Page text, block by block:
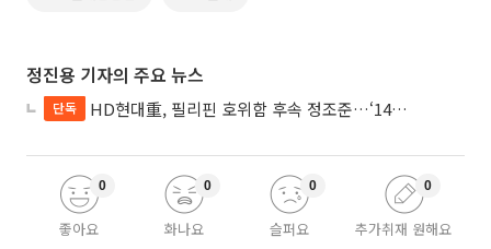
정진용 기자의 주요 뉴스
단독 HD현대重, 필리핀 호위함 후속 정조준…‘14척+α’ 싹쓸이 노린다
좋아요
0
화나요
0
슬퍼요
0
추가취재 원해요
0